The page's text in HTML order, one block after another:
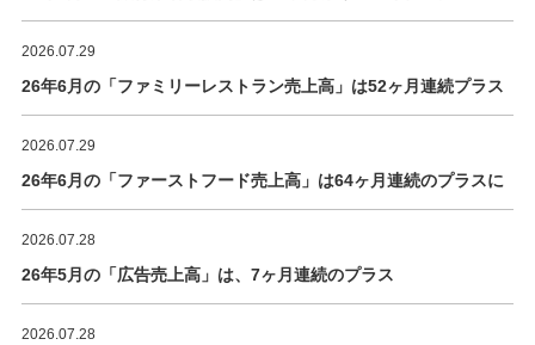
2026.07.29
26年6月の「ファミリーレストラン売上高」は52ヶ月連続プラス
2026.07.29
26年6月の「ファーストフード売上高」は64ヶ月連続のプラスに
2026.07.28
26年5月の「広告売上高」は、7ヶ月連続のプラス
2026.07.28